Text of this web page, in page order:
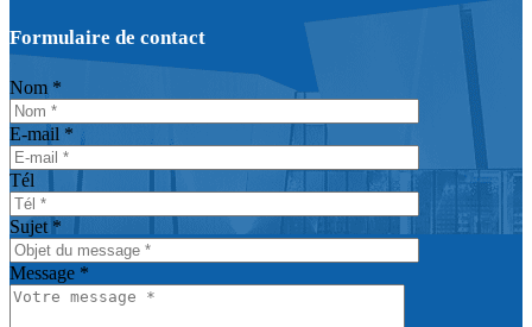
Formulaire de contact
Nom *
E-mail *
Tél
Sujet *
Message *